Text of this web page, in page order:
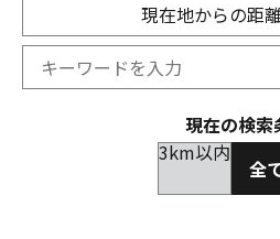
現在地からの距
現在の検索
3km以内
全